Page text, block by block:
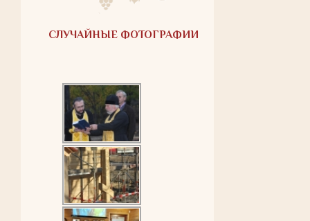
СЛУЧАЙНЫЕ ФОТОГРАФИИ